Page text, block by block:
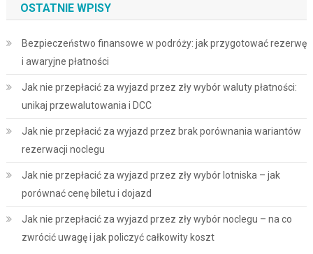
OSTATNIE WPISY
Bezpieczeństwo finansowe w podróży: jak przygotować rezerwę
i awaryjne płatności
Jak nie przepłacić za wyjazd przez zły wybór waluty płatności:
unikaj przewalutowania i DCC
Jak nie przepłacić za wyjazd przez brak porównania wariantów
rezerwacji noclegu
Jak nie przepłacić za wyjazd przez zły wybór lotniska – jak
porównać cenę biletu i dojazd
Jak nie przepłacić za wyjazd przez zły wybór noclegu – na co
zwrócić uwagę i jak policzyć całkowity koszt